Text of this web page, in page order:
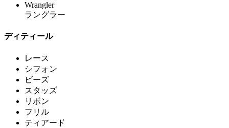
Wrangler
ラングラー
ディティール
レース
シフォン
ビーズ
スタッズ
リボン
フリル
ティアード